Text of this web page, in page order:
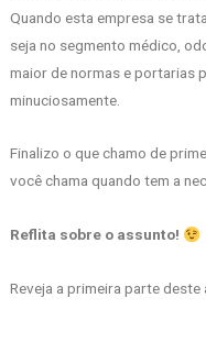
Quando esta empresa se
seja no segmento médico,
maior de normas e portarias
minuciosamente.
Finalizo o que chamo de
você chama quando tem a
Reflita sobre o assunto!
Reveja a primeira parte deste